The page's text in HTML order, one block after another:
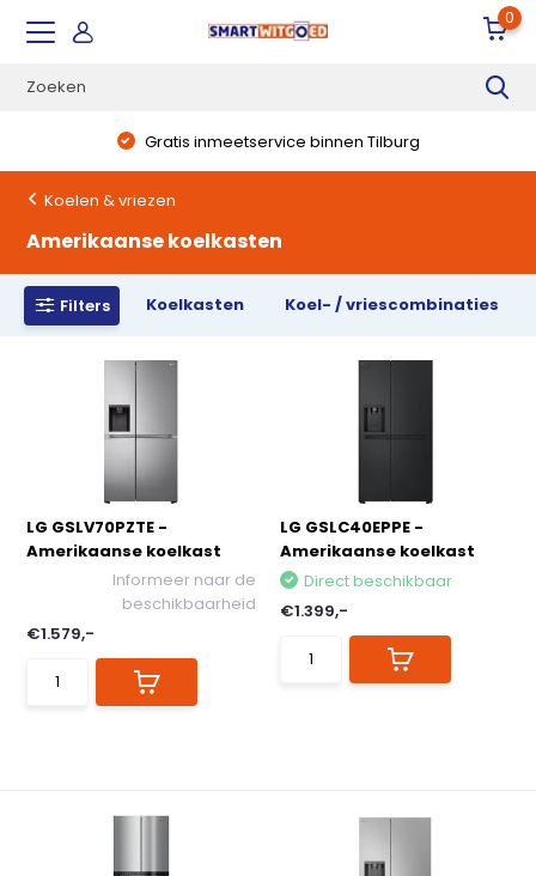
0
Gratis inmeetservice binnen Tilburg
Koelen & vriezen
Amerikaanse koelkasten
Filters Koelkasten Koel- / vriescombinaties
LG GSLV70PZTE -
Amerikaanse koelkast
Informeer naar de
beschikbaarheid
€1.579,-
LG GSLC40EPPE -
Amerikaanse koelkast
Direct beschikbaar
€1.399,-